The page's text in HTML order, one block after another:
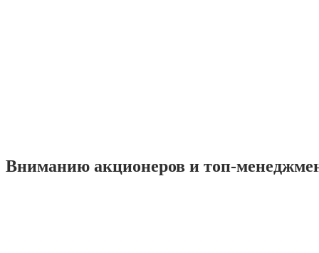
Вниманию акционеров и топ-